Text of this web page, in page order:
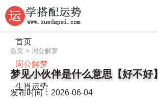
首页
周公解梦
生肖运势
首页 > 周公解梦
梦见小伙伴是什么意思【好不好】
发布时间：2026-06-04